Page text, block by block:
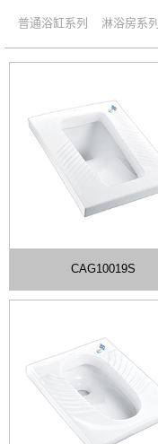
普通浴缸系列 淋浴房系列
CAG10019S